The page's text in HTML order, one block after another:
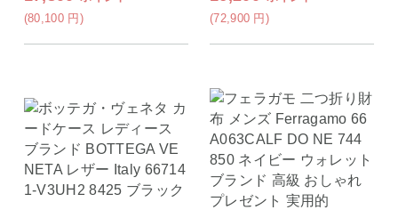
(80,100 円 )
(72,900 円 )